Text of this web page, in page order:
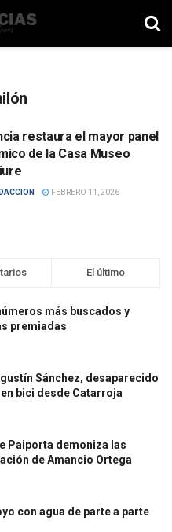
restaura el mayor panel
de la Casa Museo
FEBRERO 11, 2026
El último
más buscados y
premiadas
Sánchez, desaparecido
bici desde Catarroja
Paiporta demoniza las
de Amancio Ortega
con agua de parte a parte